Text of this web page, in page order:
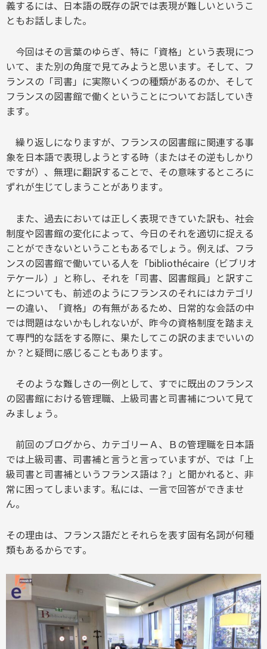
義するには、日本語の既存の訳では表現が難しいというこ
ともお話しました。
今回はその言葉のゆらぎ、特に「資格」という表現につ
いて、また別の角度で見てみようと思います。そして、フ
ランスの「司書」に実際いくつの種類があるのか、そして
フランスの図書館で働くということについてお話していき
ます。
繰り返しになりますが、フランスの図書館に関連する事
象を日本語で表現しようとする時（またはその逆もしかり
ですが）、無理に翻訳することで、その意味するところに
ずれが生じてしまうことがあります。
また、過去においては正しく表現できていた訳も、社会
制度や図書館の変化によって、今日のそれを適切に捉える
ことができないということもあるでしょう。例えば、フラ
ンスの図書館で働いている人を「bibliothécaire（ビブリオ
テケール）」と称し、それを「司書、図書館員」と訳すこ
とについても、前述のようにフランスのそれにはカテゴリ
ーの違い、「資格」の有無があるため、日常的な会話の中
では問題はないかもしれないが、昨今の資格制度を踏まえ
て専門的な話をする際に、果たしてこの訳のままでいいの
か？と疑問に感じることもあります。
そのような難しさの一例として、すでに既出のフランス
の図書館における管理職、上級司書と司書補について見て
みましょう。
前回のブログから、カテゴリーＡ、Ｂの管理職を日本語
では上級司書、司書補と言うと言っていますが、では「上
級司書と司書補というフランス語は？」と聞かれると、非
常に困ってしまいます。私には、一言で回答ができませ
ん。
その理由は、フランス語だとそれらを表す固有名詞が何種
類もあるからです。